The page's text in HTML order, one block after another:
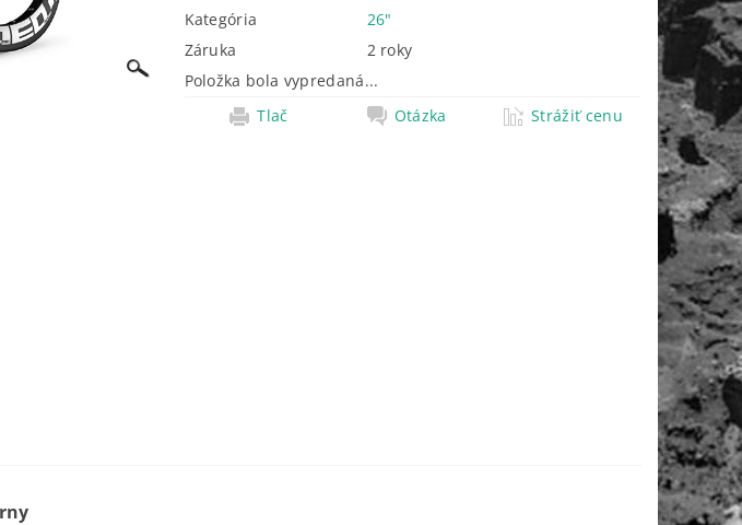
Kategória
26"
Záruka
2 roky
Položka bola vypredaná...
Tlač
Otázka Strážiť cenu